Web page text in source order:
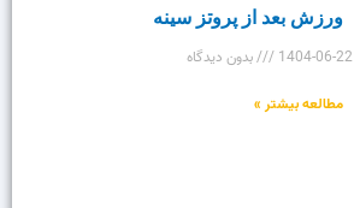
ورزش بعد از پروتز سینه
1404-06-22
بدون دیدگاه
مطالعه بیشتر »